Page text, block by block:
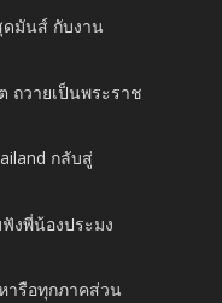
ดมันส์ กับงาน
ถวายเป็นพระราช
กลับสู่
งพี่น้องประมง
ารือทุกภาคส่วน